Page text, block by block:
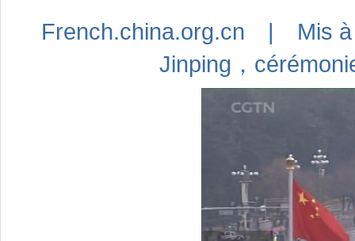
French.china.org.cn | Mis
Jinping，